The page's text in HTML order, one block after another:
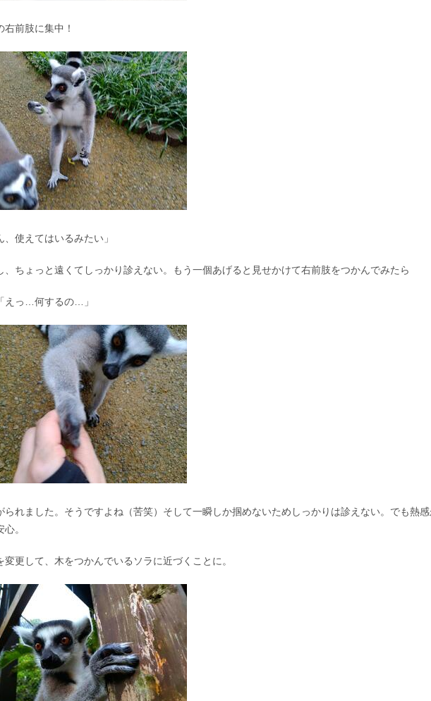
右前肢に集中！
、使えてはいるみたい」
、ちょっと遠くてしっかり診えない。もう一個あげると見せかけて右前肢をつかんでみたら
えっ…何するの…」
られました。そうですよね（苦笑）そして一瞬しか掴めないためしっかりは診えない。でも熱
。
変更して、木をつかんでいるソラに近づくことに。